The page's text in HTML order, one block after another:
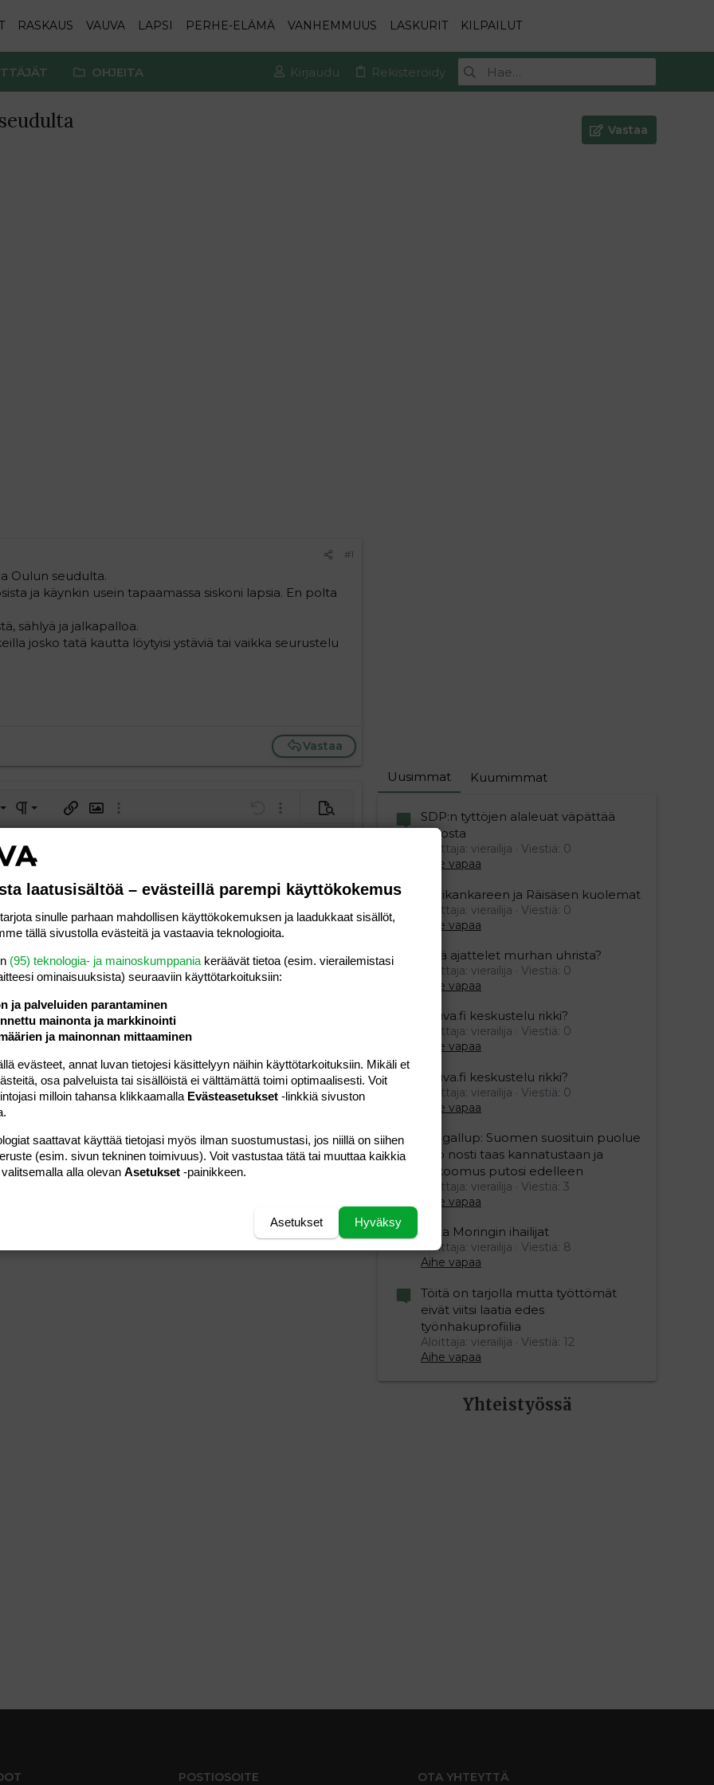
RASKAUS VAUVA LAPSI PERHE-ELÄMÄ VANHEMMUUS LASKURIT KILPAILUT
OHJEITA Kirjaudu Rekisteröidy
Vastaa
#1
Oulun seudulta.
ja käynkin usein tapaamassa siskoni lapsia. En polta
sählyä ja jalkapalloa.
josko tatä kautta löytyisi ystäviä tai vaikka seurustelu
Vastaa
lista
sisennystä
sisennystä
vasemmalle
oikealle
text
Paragraph format
1
3
Lisää hyperlinkki
Lisää kuvaLaajennettuun editoriin… KumoaLaajennettuun editoriin…
Esikatsele
koodispoiler
line
Lähetä vastaus
Uusimmat Kuumimmat
SDP:n tyttöjen alaleuat väpättää
pelosta
Aloittaja: vierailija
Viestiä: 0
Aihe vapaa
Ristikankareen ja Räisäsen kuolemat
Aloittaja: vierailija
Viestiä: 0
Aihe vapaa
Mitä ajattelet murhan uhrista?
Aloittaja: vierailija
Viestiä: 0
Aihe vapaa
Vauva.fi keskustelu rikki?
Aloittaja: vierailija
Viestiä: 0
Aihe vapaa
Vauva.fi keskustelu rikki?
Aloittaja: vierailija
Viestiä: 0
Aihe vapaa
Yle gallup: Suomen suosituin puolue
Sdp nosti taas kannatustaan ja
kokoomus putosi edelleen
Aloittaja: vierailija
Viestiä: 3
Aihe vapaa
Mika Moringin ihailijat
Aloittaja: vierailija
Viestiä: 8
Aihe vapaa
Töitä on tarjolla mutta työttömät
eivät viitsi laatia edes
työnhakuprofiilia
Aloittaja: vierailija
Viestiä: 12
Aihe vapaa
Yhteistyössä
POSTIOSOITE OTA YHTEYTTÄ
laatusisältöä – evästeillä parempi käyttökokemus
sinulle parhaan mahdollisen käyttökokemuksen ja laadukkaat sisällöt,
tällä sivustolla evästeitä ja vastaavia teknologioita.
(95) teknologia- ja mainoskumppania keräävät tietoa (esim. vierailemis­tasi
ominaisuuk­sista) seuraaviin käyttötarkoituksiin:
ja palveluiden parantaminen
mainonta ja markkinointi
ja mainonnan mittaaminen
evästeet, annat luvan tietojesi käsittelyyn näihin käyttötarkoituksiin. Mikäli et
osa palveluista tai sisällöistä ei välttämättä toimi optimaalisesti. Voit
milloin tahansa klikkaamalla Evästeasetukset -linkkiä sivuston
saattavat käyttää tietojasi myös ilman suostumustasi, jos niillä on siihen
(esim. sivun tekninen toimivuus). Voit vastustaa tätä tai muuttaa kaikkia
alla olevan Asetukset -painikkeen.
Hyväksy
Asetukset